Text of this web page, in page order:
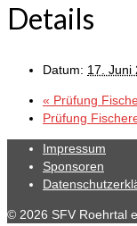
Details
Datum: 17. Juni
« Prüfung
Prüfung
Impressum
Sponsoren
© 2026 SFV Roehrtal